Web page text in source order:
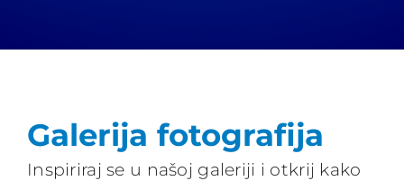
Galerija fotografija
Inspiriraj se u našoj galeriji i otkrij kako